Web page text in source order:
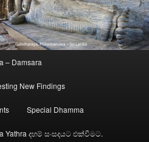
– Damsara
New Findings
Special Dhamma
Yathra දහම් සංසදයට එක්වීමට.